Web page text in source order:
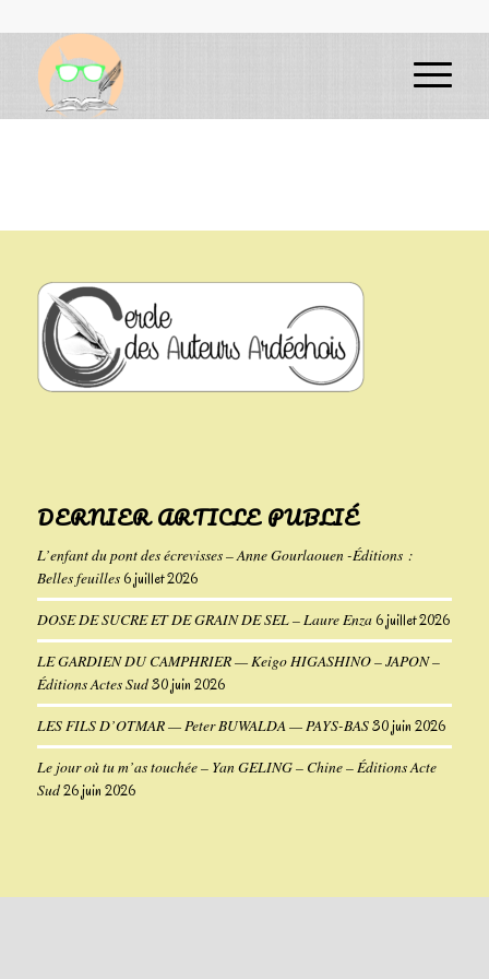
DERNIER ARTICLE PUBLIÉ
L’enfant du pont des écrevisses – Anne Gourlaouen -Éditions :
Belles feuilles 6 juillet 2026
DOSE DE SUCRE ET DE GRAIN DE SEL – Laure Enza 6 juillet 2026
LE GARDIEN DU CAMPHRIER — Keigo HIGASHINO – JAPON –
Éditions Actes Sud 30 juin 2026
LES FILS D’OTMAR — Peter BUWALDA — PAYS-BAS 30 juin 2026
Le jour où tu m’as touchée – Yan GELING – Chine – Éditions Acte
Sud 26 juin 2026